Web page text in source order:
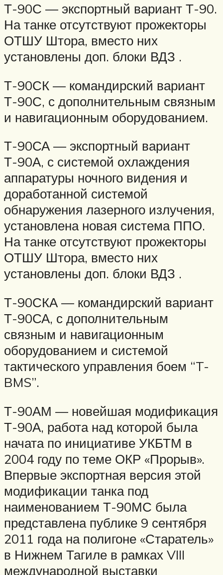
Т-90С — экспортный вариант Т-90.
На танке отсутствуют прожекторы
ОТШУ Штора, вместо них
установлены доп. блоки ВДЗ .
Т-90СК — командирский вариант
Т-90С, с дополнительным связным
и навигационным оборудованием.
Т-90СА — экспортный вариант
Т-90А, с системой охлаждения
аппаратуры ночного видения и
доработанной системой
обнаружения лазерного излучения,
установлена новая система ППО.
На танке отсутствуют прожекторы
ОТШУ Штора, вместо них
установлены доп. блоки ВДЗ .
Т-90СКА — командирский вариант
Т-90СА, с дополнительным
связным и навигационным
оборудованием и системой
тактического управления боем “T-
BMS”.
Т-90АМ — новейшая модификация
Т-90А, работа над которой была
начата по инициативе УКБТМ в
2004 году по теме ОКР «Прорыв».
Впервые экспортная версия этой
модификации танка под
наименованием Т-90МС была
представлена публике 9 сентября
2011 года на полигоне «Старатель»
в Нижнем Тагиле в рамках VIII
международной выставки